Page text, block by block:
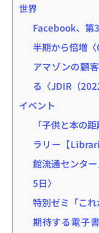
世界
Facebook、第
半期から倍増
アマゾンの顧
る〈JDIR（
イベント
「子供と本の
ラリー【
館流通センタ
5日〉
特別ゼミ「こ
期待する電子